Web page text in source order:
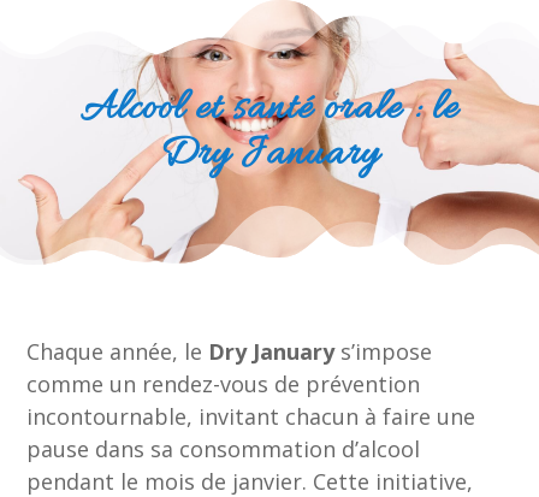
Alcool et santé orale : le
Dry January
Chaque année, le Dry Januarys’impose
comme un rendez-vous de prévention
incontournable, invitant chacun à faire une
pause dans sa consommation d’alcool
pendant le mois de janvier. Cette initiative,